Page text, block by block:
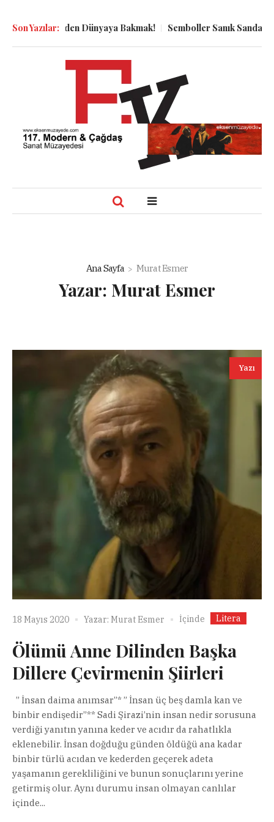
Son Yazılar:
Dibinden Dünyaya Bakmak! Semboller Sanık
Ana Sayfa Murat Esmer
Yazar: Murat Esmer
Yazı
18 Mayıs 2020 Yazar: Murat Esmer İçinde Litera
Ölümü Anne Dilinden Başka
Dillere Çevirmenin Şiirleri
” İnsan daima anımsar”* ” İnsan üç beş damla kan ve
binbir endişedir”** Sadi Şirazi’nin insan nedir sorusuna
verdiği yanıtın yanına keder ve acıdır da rahatlıkla
eklenebilir. İnsan doğduğu günden öldüğü ana kadar
binbir türlü acıdan ve kederden geçerek adeta
yaşamanın gerekliliğini ve bunun sonuçlarını yerine
getirmiş olur. Aynı durumu insan olmayan canlılar
içinde...